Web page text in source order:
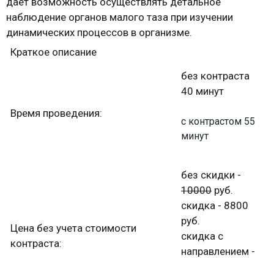
наблюдение органов малого таза при изучении
динамических процессов в организме.
Краткое описание
Время проведения:
без контраста
40 минут
с контрастом 55
минут
Цена без учета стоимости
контраста:
без скидки -
10000 руб.
скидка - 8800
руб.
скидка с
направлением -